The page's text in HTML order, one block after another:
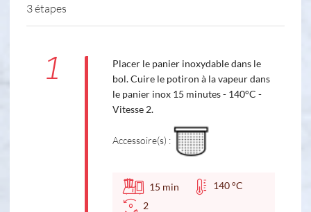
3 étapes
1
Placer le panier inoxydable dans le
bol. Cuire le potiron à la vapeur dans
le panier inox 15 minutes - 140°C -
Vitesse 2.
Accessoire(s) :
15 min
140 °C
2